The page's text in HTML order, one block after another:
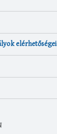
elérhetőségei